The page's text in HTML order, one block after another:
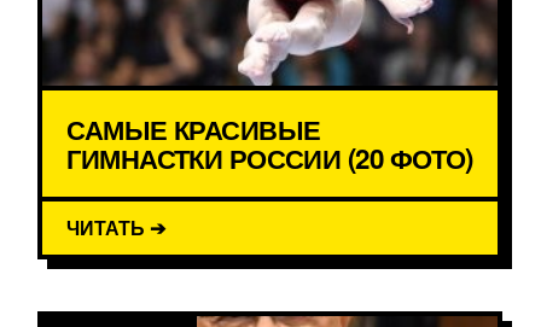
САМЫЕ КРАСИВЫЕ
ГИМНАСТКИ РОССИИ (20 ФОТО)
ЧИТАТЬ ➔